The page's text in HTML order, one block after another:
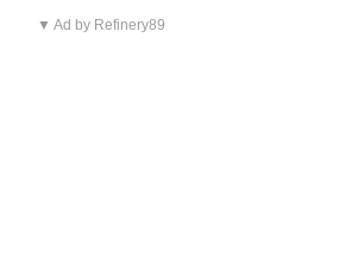
▼ Ad by Refinery89